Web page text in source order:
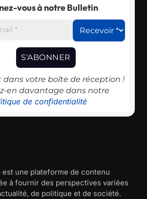
vous à notre Bulletin
votre boîte de réception !
en davantage dans notre
de confidentialité
est une plateforme de contenu
à fournir des perspectives variées
de politique et de société.